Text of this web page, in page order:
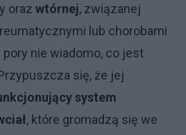
oraz wtórnej, związanej
lub chorobami
pory nie wiadomo, co jest
się, że jej
system
, które gromadzą się we